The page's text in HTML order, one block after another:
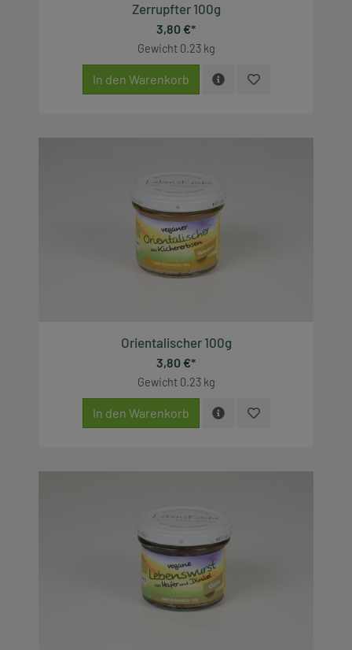
Zerrupfter 100g
3,80 €*
Gewicht 0.23 kg
In den Warenkorb
Orientalischer 100g
3,80 €*
Gewicht 0.23 kg
In den Warenkorb